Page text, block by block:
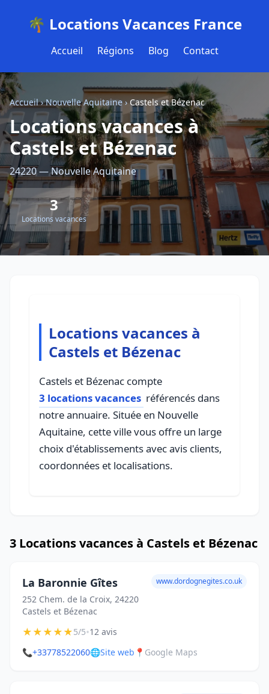
🌴 Locations Vacances France
Accueil Régions Blog Contact
Accueil›Nouvelle Aquitaine› Castels et Bézenac
Locations vacances à
Castels et Bézenac
24220 — Nouvelle Aquitaine
3
Locations vacances
Locations vacances à
Castels et Bézenac
Castels et Bézenac compte
3 locations vacances référencés dans
notre annuaire. Située en Nouvelle
Aquitaine, cette ville vous offre un large
choix d'établissements avec avis clients,
coordonnées et localisations.
3 Locations vacances à Castels et Bézenac
La Baronnie Gîtes
252 Chem. de la Croix, 24220
Castels et Bézenac
www.dordognegites.co.uk
★★★★★5/5•12 avis
📞+33778522060🌐Site web 📍 Google Maps